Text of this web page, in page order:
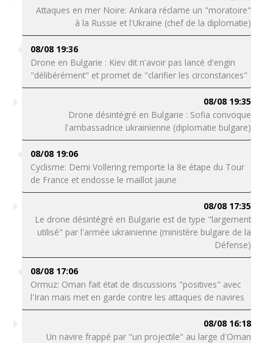
Attaques en mer Noire: Ankara réclame un "moratoire"
à la Russie et l'Ukraine (chef de la diplomatie)
08/08 19:36
Drone en Bulgarie : Kiev dit n'avoir pas lancé d'engin
"délibérément" et promet de "clarifier les circonstances"
08/08 19:35
Drone désintégré en Bulgarie : Sofia convoque
l'ambassadrice ukrainienne (diplomatie bulgare)
08/08 19:06
Cyclisme: Demi Vollering remporte la 8e étape du Tour
de France et endosse le maillot jaune
08/08 17:35
Le drone désintégré en Bulgarie est de type "largement
utilisé" par l'armée ukrainienne (ministère bulgare de la
Défense)
08/08 17:06
Ormuz: Oman fait état de discussions "positives" avec
l'Iran mais met en garde contre les attaques de navires
08/08 16:18
Un navire frappé par "un projectile" au large d'Oman